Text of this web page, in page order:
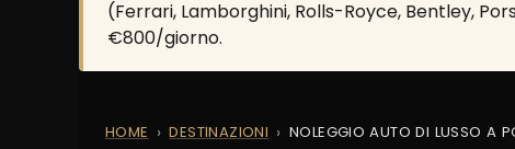
(Ferrari, Lamborghini, Rolls-Royce, Bentley,
€800/giorno.
HOME DESTINAZIONI NOLEGGIO AUTO DI LUSSO A